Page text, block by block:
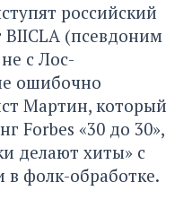
российский
(псевдоним
с Лос-
ошибочно
Мартин, который
Forbes «30 до 30»,
делают хиты» с
фолк-обработке.